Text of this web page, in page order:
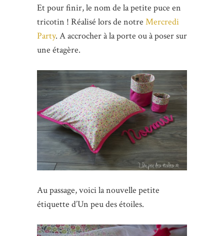
Et pour finir, le nom de la petite puce en
tricotin ! Réalisé lors de notre Mercredi
Party. A accrocher à la porte ou à poser sur
une étagère.
Au passage, voici la nouvelle petite
étiquette d’Un peu des étoiles.